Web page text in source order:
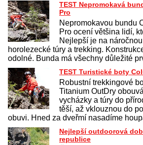
TEST Nepromokavá
Pro
Nepromokavou bundu
Pro ocení většina lidí,
Nejlepší je na
horolezecké túry a trekking.
odolné. Bunda má všechny důležité
TEST Turistické boty
Robustní trekkingové
Titanium OutDry
vycházky a túry do
těší, až vklouznou do
obuvi. Hned za dveřmí nasadíme
Nejlepší outdoorová
republice